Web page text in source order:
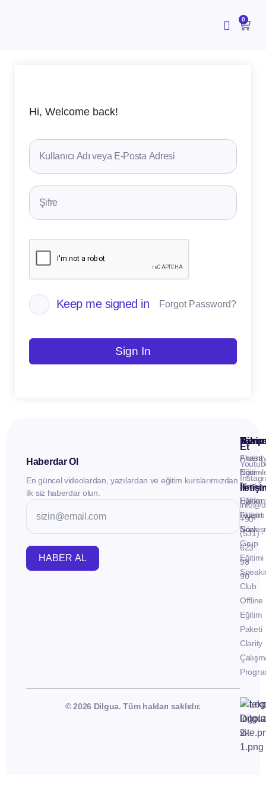
0
Hi, Welcome back!
Keep me signed in Forgot Password?
Sign In
Haberdar Ol
En güncel videolardan, yazılardan ve eğitim kurslarımızdan
ilk siz haberdar olun.
HABER AL
İletişim
Fluent
Now -
Birebir
Eğitim
Fluent
Now -
Grup
Eğitimi
Club
Offline
Eğitim
Paketi
Clarity
Takip
Et
+90
(531)
623
98
90
© 2026 Dilgua. Tüm hakları saklıdır.